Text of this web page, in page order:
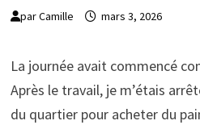
parCamille mars 3, 2026
La journée avait commencé
Après le travail, je m’étais
du quartier pour acheter du